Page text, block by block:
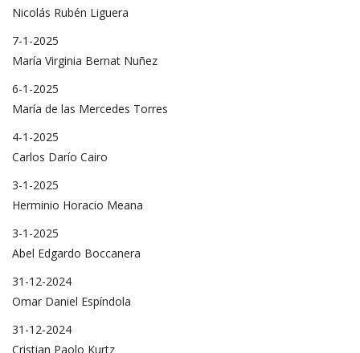
Nicolás Rubén Liguera
7-1-2025
María Virginia Bernat Nuñez
6-1-2025
María de las Mercedes Torres
4-1-2025
Carlos Darío Cairo
3-1-2025
Herminio Horacio Meana
3-1-2025
Abel Edgardo Boccanera
31-12-2024
Omar Daniel Espíndola
31-12-2024
Cristian Paolo Kurtz